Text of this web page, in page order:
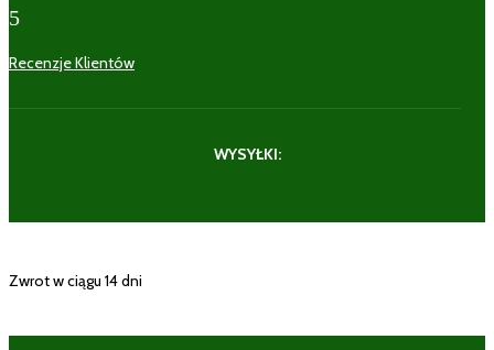
5
Recenzje Klientów
WYSYŁKI:
Zwrot w ciągu 14 dni